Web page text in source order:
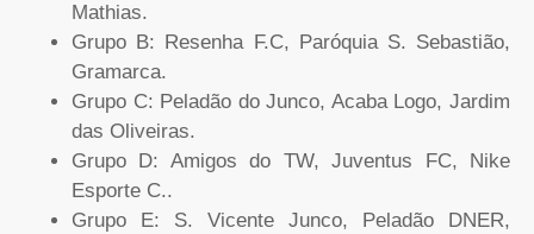
Mathias.
Grupo B: Resenha F.C, Paróquia S. Sebastião,
Gramarca.
Grupo C: Peladão do Junco, Acaba Logo, Jardim
das Oliveiras.
Grupo D: Amigos do TW, Juventus FC, Nike
Esporte C..
Grupo E: S. Vicente Junco, Peladão DNER,